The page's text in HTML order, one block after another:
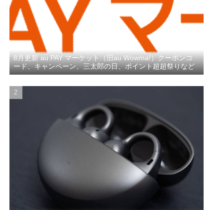
8月更新 au PAY マーケット（旧au Wowma!）クーポンコ
ード、キャンペーン、三太郎の日、ポイント超超祭りなど